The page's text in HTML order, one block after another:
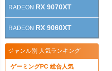
RADEON RX 9070XT
RADEON RX 9060XT
ジャンル別 人気ランキング
ゲーミングPC 総合人気